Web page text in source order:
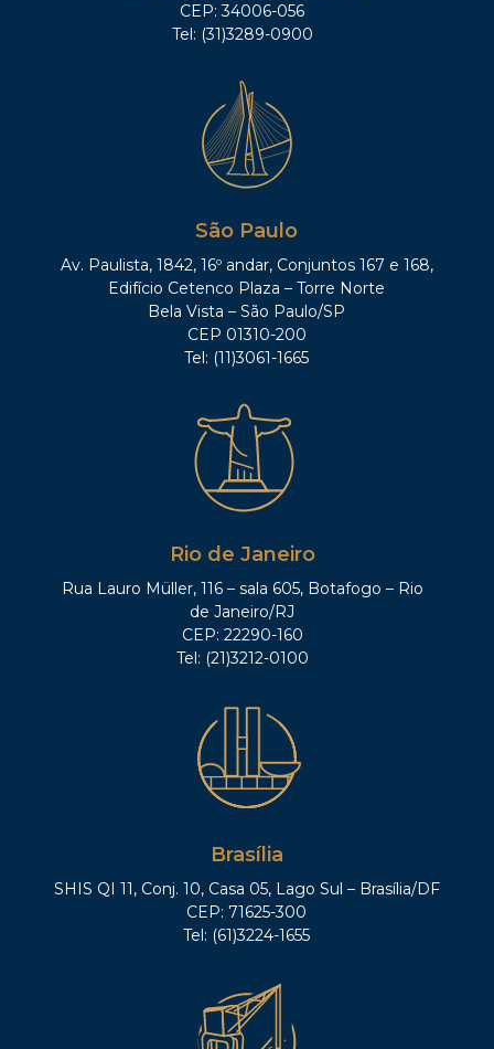
CEP: 34006-056
Tel: (31)3289-0900
São Paulo
Av. Paulista, 1842, 16º andar, Conjuntos 167 e 168,
Edifício Cetenco Plaza – Torre Norte
Bela Vista – São Paulo/SP
CEP 01310-200
Tel: (11)3061-1665
Rio de Janeiro
Rua Lauro Müller, 116 – sala 605, Botafogo – Rio
de Janeiro/RJ
CEP: 22290-160
Tel: (21)3212-0100
Brasília
SHIS QI 11, Conj. 10, Casa 05, Lago Sul – Brasília/DF
CEP: 71625-300
Tel: (61)3224-1655